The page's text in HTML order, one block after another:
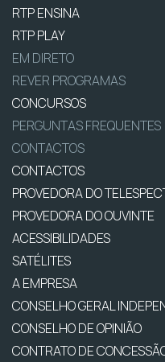
RTP ENSINA
RTP PLAY
EM DIRETO
REVER PROGRAMAS
CONCURSOS
PERGUNTAS FREQUENTES
CONTACTOS
CONTACTOS
PROVEDORA DO
PROVEDORA DO OUVINTE
ACESSIBILIDADES
SATÉLITES
A EMPRESA
CONSELHO GERAL
CONSELHO DE OPINIÃO
CONTRATO DE